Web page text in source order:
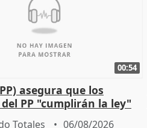
00:54
asegura que los
PP "cumplirán la ley"
migrantes
Totales 06/08/2026